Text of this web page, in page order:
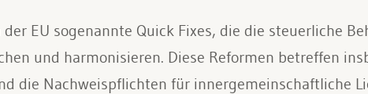
EU sogenannte Quick Fixes, die die steuerliche
und harmonisieren. Diese Reformen betreffen
die Nachweispflichten für innergemeinschaftliche